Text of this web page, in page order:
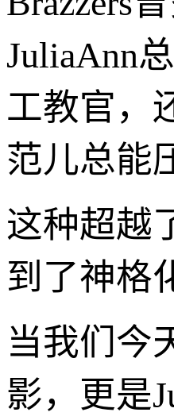
JuliaAnn
工教官，
范儿总能
这种超越
到了神格
当我们今
影，更是